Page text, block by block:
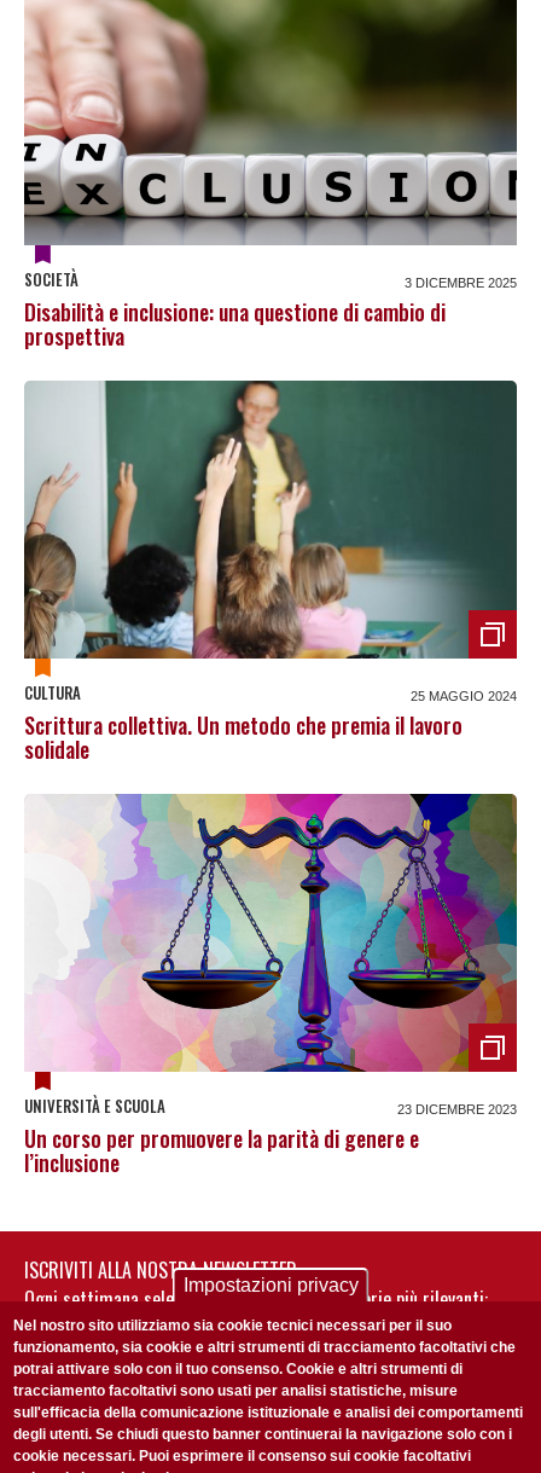
SOCIETÀ 3 DICEMBRE 2025
Disabilità e inclusione: una questione di cambio di
prospettiva
CULTURA 25 MAGGIO 2024
Scrittura collettiva. Un metodo che premia il lavoro
solidale
UNIVERSITÀ E SCUOLA 23 DICEMBRE 2023
Un corso per promuovere la parità di genere e
l’inclusione
ISCRIVITI ALLA NOSTRA NEWSLETTER
Ogni settimana selezioniamo per te nostre storie più rilevanti:
non perderti gli aggiornamenti della nostra newsletter
Impostazioni privacy
Nel nostro sito utilizziamo sia cookie tecnici necessari per il suo
funzionamento, sia cookie e altri strumenti di tracciamento facoltativi che
potrai attivare solo con il tuo consenso. Cookie e altri strumenti di
tracciamento facoltativi sono usati per analisi statistiche, misure
sull'efficacia della comunicazione istituzionale e analisi dei comportamenti
degli utenti. Se chiudi questo banner continuerai la navigazione solo con i
cookie necessari. Puoi esprimere il consenso sui cookie facoltativi